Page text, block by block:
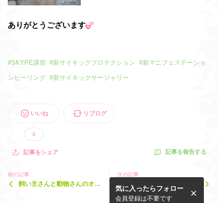
ありがとうございます
#SKYPE講習 #新サイキックプロテクション #新マニフェステーショ
ンヒーリング #新サイキックサージャリー
いいね
4
リブログ
記事をシェア 記事を報告する
前の記事
飼い主さんと動物さんのオー
次の記事
満月の一斉ヒーリング終了し
ましたm(__)m
気に入ったらフォロー
会員登録は不要です